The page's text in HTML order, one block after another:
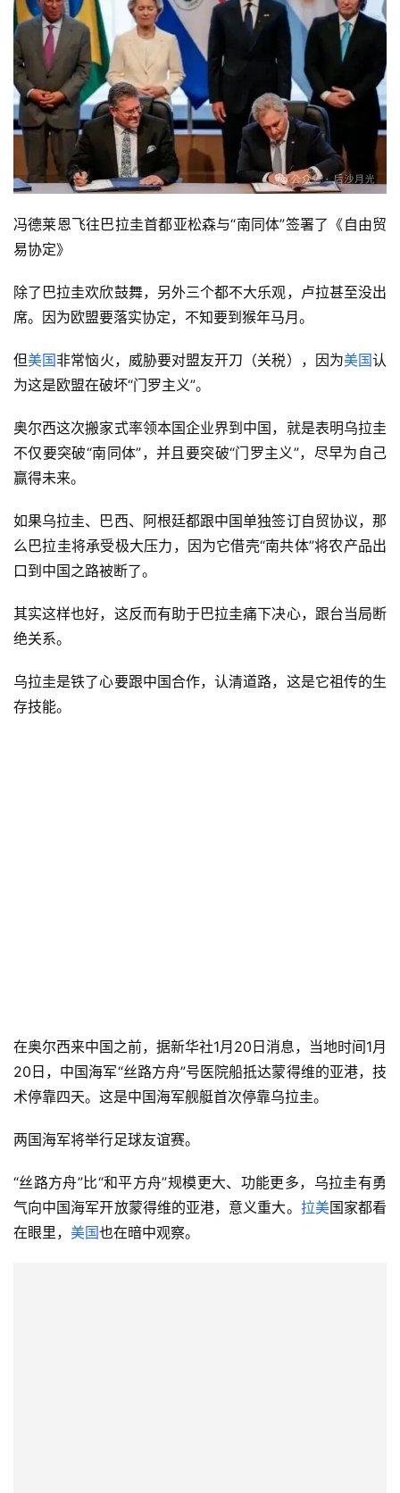
冯德莱恩飞往巴拉圭首都亚松森与“南同体”签署了《自由贸
易协定》
除了巴拉圭欢欣鼓舞，另外三个都不大乐观，卢拉甚至没出
席。因为欧盟要落实协定，不知要到猴年马月。
但美国非常恼火，威胁要对盟友开刀（关税），因为美国认
为这是欧盟在破坏“门罗主义”。
奥尔西这次搬家式率领本国企业界到中国，就是表明乌拉圭
不仅要突破“南同体”，并且要突破“门罗主义”，尽早为自己
赢得未来。
如果乌拉圭、巴西、阿根廷都跟中国单独签订自贸协议，那
么巴拉圭将承受极大压力，因为它借壳“南共体”将农产品出
口到中国之路被断了。
其实这样也好，这反而有助于巴拉圭痛下决心，跟台当局断
绝关系。
乌拉圭是铁了心要跟中国合作，认清道路，这是它祖传的生
存技能。
在奥尔西来中国之前，据新华社1月20日消息，当地时间1月
20日，中国海军“丝路方舟”号医院船抵达蒙得维的亚港，技
术停靠四天。这是中国海军舰艇首次停靠乌拉圭。
两国海军将举行足球友谊赛。
“丝路方舟”比“和平方舟”规模更大、功能更多，乌拉圭有勇
气向中国海军开放蒙得维的亚港，意义重大。 拉美国家都看
在眼里， 美国也在暗中观察。